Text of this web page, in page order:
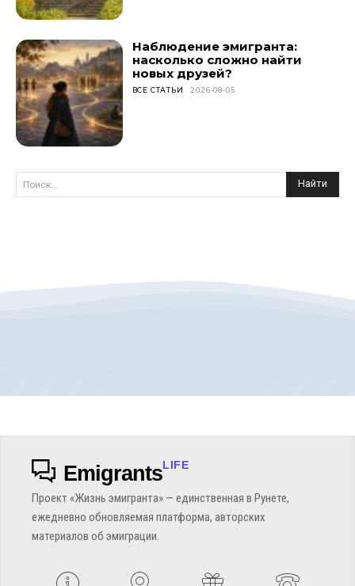
Наблюдение эмигранта:
насколько сложно найти
новых друзей?
ВСЕ СТАТЬИ 2026-08-05
Поиск... Найти
EmigrantsLIFE
Проект «Жизнь эмигранта» — единственная в Рунете,
ежедневно обновляемая платформа, авторских
материалов об эмиграции.